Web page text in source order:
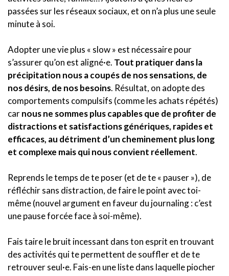
passées sur les réseaux sociaux, et on n’a plus une seule
minute à soi.
Adopter une vie plus « slow » est nécessaire pour
s’assurer qu’on est aligné·e. Tout pratiquer dans la
précipitation nous a coupés de nos sensations, de
nos désirs, de nos besoins. Résultat, on adopte des
comportements compulsifs (comme les achats répétés)
carnous ne sommes plus capables que de profiter de
distractions et satisfactions génériques, rapides et
efficaces, au détriment d’un cheminement plus long
et complexe mais qui nous convient réellement.
Reprends le temps de te poser (et de te « pauser »), de
réfléchir sans distraction, de faire le point avec toi-
même (nouvel argument en faveur du journaling : c’est
une pause forcée face à soi-même).
Fais taire le bruit incessant dans ton esprit en trouvant
des activités qui te permettent de souffler et de te
retrouver seul·e. Fais-en une liste dans laquelle piocher